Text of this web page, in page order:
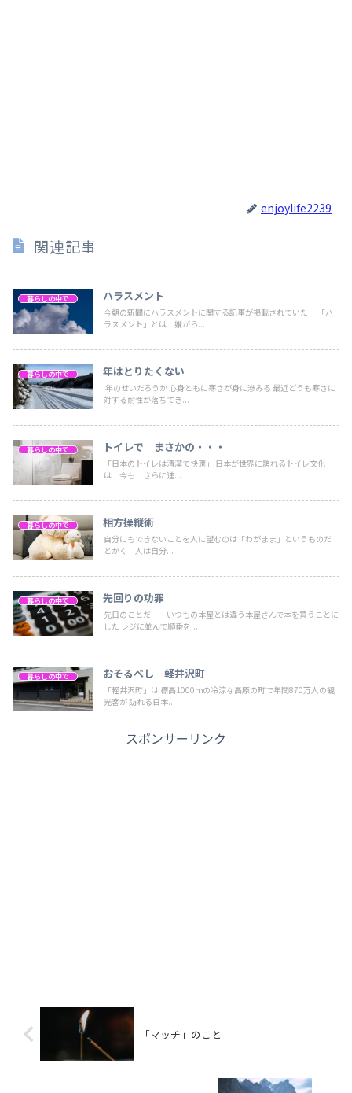
enjoylife2239
関連記事
暮らしの中で ハラスメント
今朝の新聞にハラスメントに関する記事が掲載されていた 「ハ
ラスメント」とは 嫌がら...
暮らしの中で 年はとりたくない
年のせいだろうか 心身ともに寒さが身に滲みる 最近どうも寒さに
対する耐性が落ちてき...
暮らしの中で トイレで まさかの・・・
「日本のトイレは清潔で快適」 日本が世界に誇れるトイレ文化
は 今も さらに進...
暮らしの中で 相方操縦術
自分にもできないことを人に望むのは「わがまま」というものだ
とかく 人は自分...
暮らしの中で 先回りの功罪
先日のことだ いつもの本屋とは違う本屋さんで本を買うことに
した レジに並んで順番を...
暮らしの中で おそるべし 軽井沢町
「軽井沢町」は 標高1000ｍの冷涼な高原の町で年間870万人の観
光客が 訪れる日本...
スポンサーリンク
「マッチ」のこと